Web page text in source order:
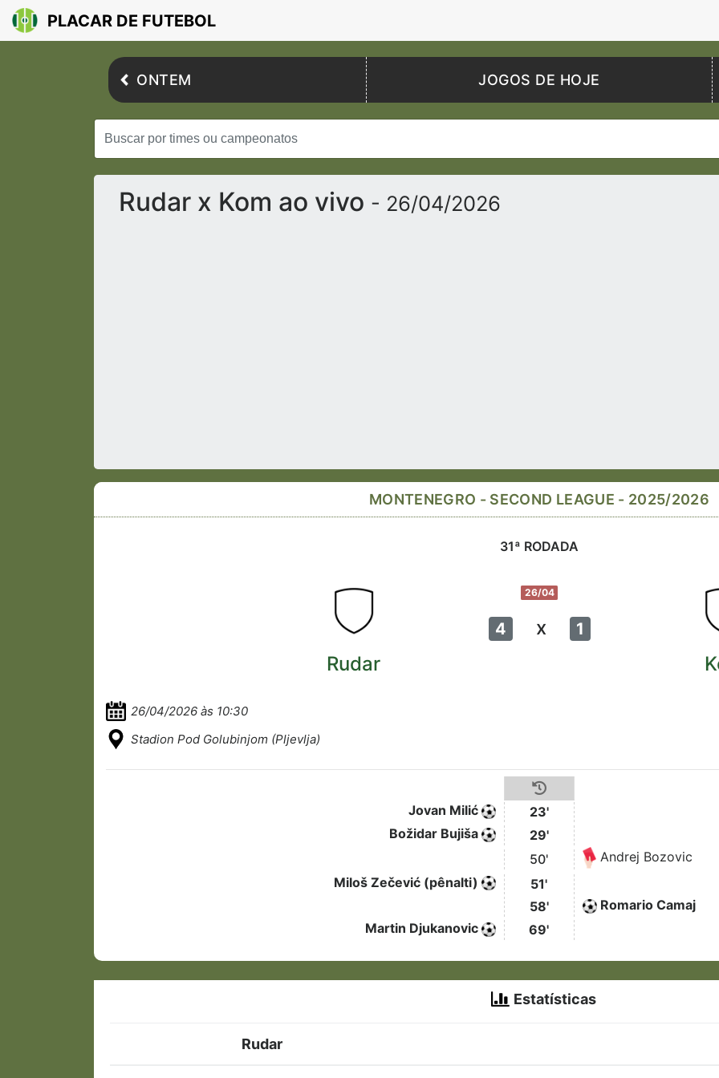
PLACAR DE FUTEBOL
ONTEM JOGOS DE HOJE
Rudar x Kom ao vivo - 26/04/2026
MONTENEGRO - SECOND LEAGUE - 2025/2026
31ª RODADA
26/04
4 x 1
Rudar
26/04/2026 às 10:30
Stadion Pod Golubinjom (Pljevlja)
Jovan Milić
23'
Božidar Bujiša
29'
50'
Andrej Bozovic
Miloš Zečević (pênalti)
51'
58'
Romario Camaj
Martin Djukanovic
69'
Estatísticas
Rudar